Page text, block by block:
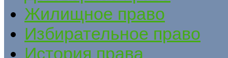
Жилищное право
Избирательное право
История права